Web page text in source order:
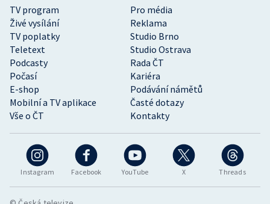
Instagram Facebook YouTube X Threads
TV program
Pro média
Živé vysílání
Reklama
TV poplatky
Studio Brno
Teletext
Studio Ostrava
Podcasty
Rada ČT
Počasí
Kariéra
E-shop
Podávání námětů
Mobilní a TV aplikace
Časté dotazy
Vše o ČT
Kontakty